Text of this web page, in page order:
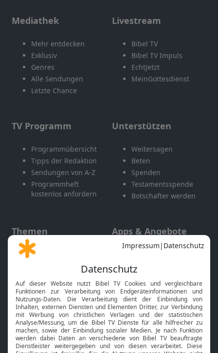
Mediathek
Mehr entdecken
Exklusiv
Genres
Alle Sendungen
Letzte Chance
Livestream
Bibel TV
Bibel TV Impuls
EchtJetzt
MeinGottesdienst
TV Programm
Programmübersicht
Tipps der Redaktion
Sendungen von A-Z
Programmheft
kostenlos anfordern
Unterstützen
Weitersagen
Beten
Spenden
Testamentsspende
Botschafter werden
Themen
Gott und Bibel erklärt
Neuigkeiten
Apps & Angebote
Mobile App
Smart TV
HbbTV
Bibelthek Online-Bibel
Nächster Gottesdienst